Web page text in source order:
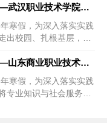
青春践使命 志愿暖寒冬——武汉职业技术学院学子2026年寒假
寒假，为深入落实实践
出校园、扎根基层，在
青春暖基层 志愿践初心——山东商业职业技术学院学子2026年
寒假，为深入落实实践
专业知识与社会服务紧